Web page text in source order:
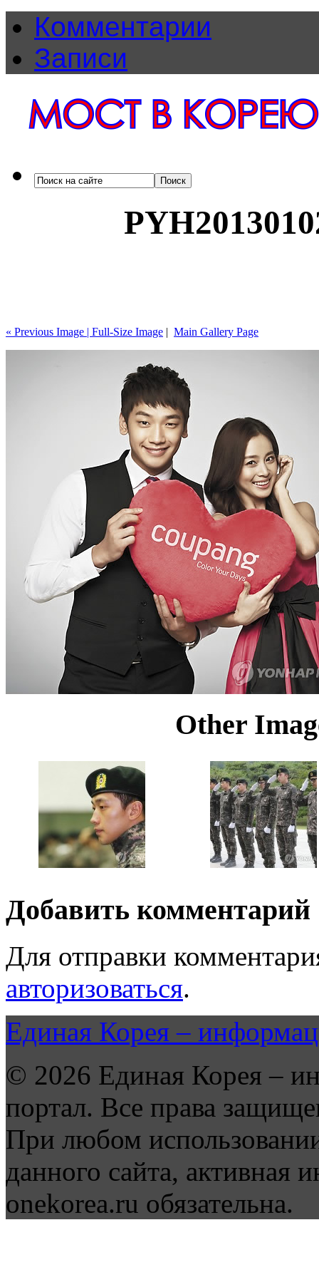
Комментарии
Записи
« Previous Image | Full-Size Image | Main Gallery Page
Other
Добавить комментарий
Для отправки
авторизоваться.
Единая Корея –
© 2026 Единая Корея –
портал. Все права
При любом
данного сайта, активная
onekorea.ru обязательна.